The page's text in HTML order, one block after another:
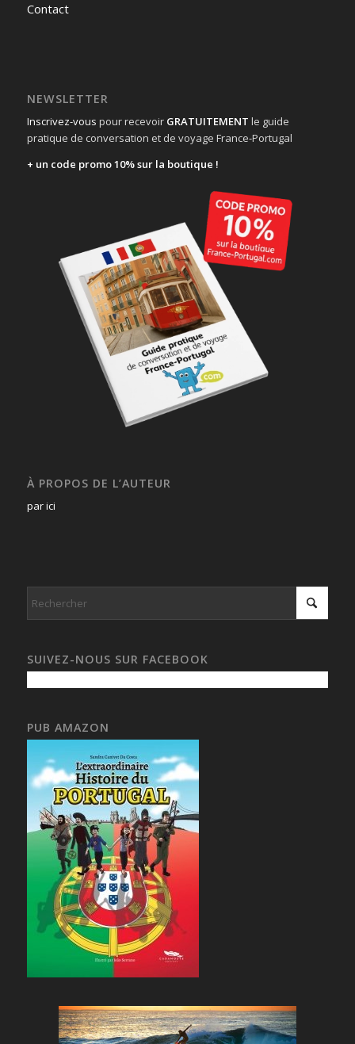
Contact
NEWSLETTER
Inscrivez-vous pour recevoir GRATUITEMENT le guide
pratique de conversation et de voyage France-Portugal
+ un code promo 10% sur la boutique !
À PROPOS DE L’AUTEUR
par ici
SUIVEZ-NOUS SUR FACEBOOK
PUB AMAZON